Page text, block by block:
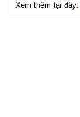
Xem thêm tại đây: